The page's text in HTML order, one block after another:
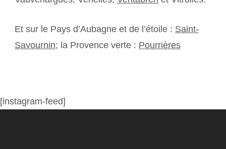
Et sur le Pays d’Aubagne et de l’étoile : Saint-
Savournin; la Provence verte : Pourrières
[instagram-feed]